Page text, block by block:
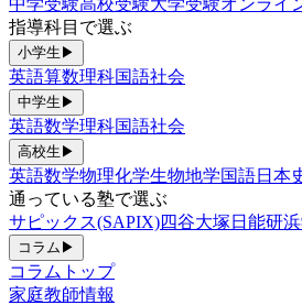
中学受験高校受験大学受験オンライ
指導科目で選ぶ
小学生 ▶
英語算数理科国語社会
中学生 ▶
英語数学理科国語社会
高校生 ▶
英語数学物理化学生物地学国語日本
通っている塾で選ぶ
サピックス(SAPIX)四谷大塚 日能研
コラム ▶
コラムトップ
家庭教師情報